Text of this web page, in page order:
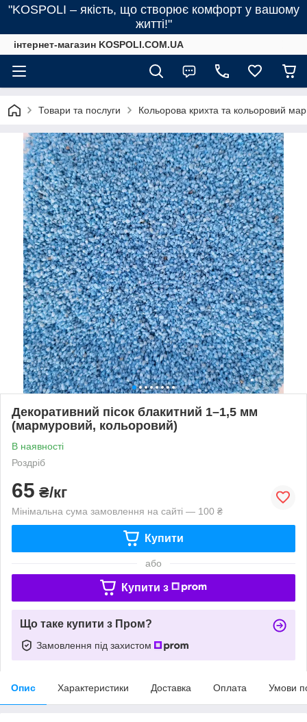
"KOSPOLI – якість, що створює комфорт у вашому
житті!"
інтернет-магазин KOSPOLI.COM.UA
Товари та послуги Кольорова крихта та кольоровий
Декоративний пісок блакитний 1–1,5 мм
(мармуровий, кольоровий)
В наявності
Роздріб
65 ₴/кг
Мінімальна сума замовлення на сайті — 100 ₴
Купити
або
Купити з
Що таке купити з Пром?
Замовлення під захистом
Опис Характеристики Доставка Оплата Умови